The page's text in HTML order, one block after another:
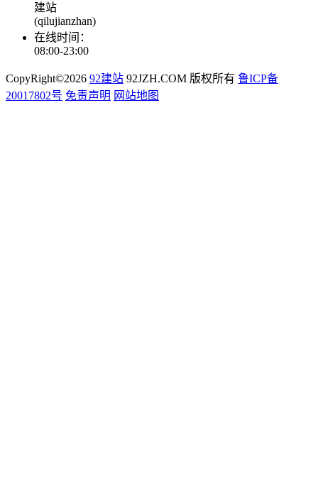
建站
(qilujianzhan)
在线时间：
08:00-23:00
CopyRight©2026 92建站 92JZH.COM 版权所有 鲁ICP备
20017802号 免责声明 网站地图